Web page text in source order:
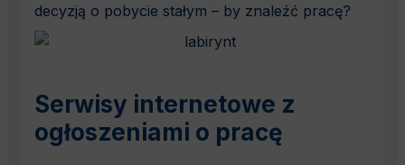
decyzją o pobycie stałym – by znaleźć pracę?
Serwisy internetowe z
ogłoszeniami o pracę